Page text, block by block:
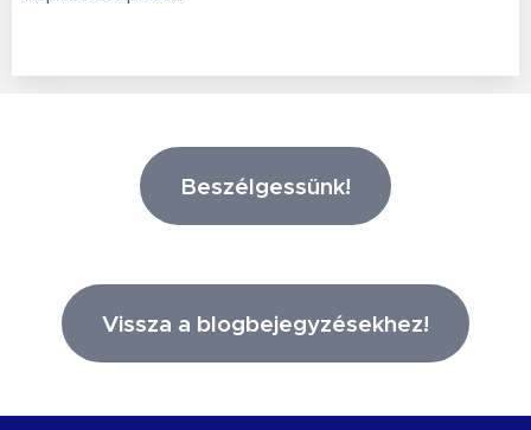
Beszélgessünk!
Vissza a blogbejegyzésekhez!